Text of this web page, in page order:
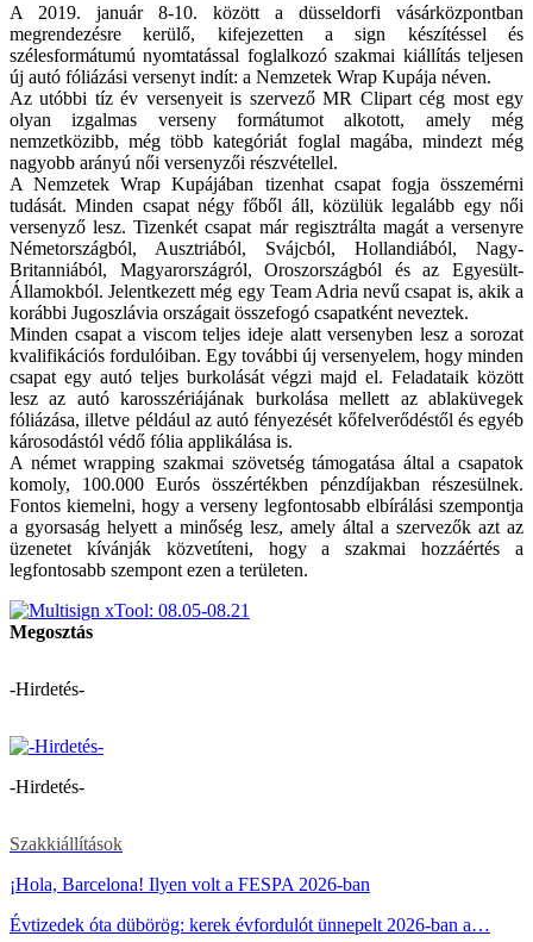
A 2019. január 8-10. között a düsseldorfi vásárközpontban
megrendezésre kerülő, kifejezetten a sign készítéssel és
szélesformátumú nyomtatással foglalkozó szakmai kiállítás teljesen
új autó fóliázási versenyt indít: a Nemzetek Wrap Kupája néven.
Az utóbbi tíz év versenyeit is szervező MR Clipart cég most egy
olyan izgalmas verseny formátumot alkotott, amely még
nemzetközibb, még több kategóriát foglal magába, mindezt még
nagyobb arányú női versenyzői részvétellel.
A Nemzetek Wrap Kupájában tizenhat csapat fogja összemérni
tudását. Minden csapat négy főből áll, közülük legalább egy női
versenyző lesz. Tizenkét csapat már regisztrálta magát a versenyre
Németországból, Ausztriából, Svájcból, Hollandiából, Nagy-
Britanniából, Magyarországról, Oroszországból és az Egyesült-
Államokból. Jelentkezett még egy Team Adria nevű csapat is, akik a
korábbi Jugoszlávia országait összefogó csapatként neveztek.
Minden csapat a viscom teljes ideje alatt versenyben lesz a sorozat
kvalifikációs fordulóiban. Egy további új versenyelem, hogy minden
csapat egy autó teljes burkolását végzi majd el. Feladataik között
lesz az autó karosszériájának burkolása mellett az ablaküvegek
fóliázása, illetve például az autó fényezését kőfelverődéstől és egyéb
károsodástól védő fólia applikálása is.
A német wrapping szakmai szövetség támogatása által a csapatok
komoly, 100.000 Eurós összértékben pénzdíjakban részesülnek.
Fontos kiemelni, hogy a verseny legfontosabb elbírálási szempontja
a gyorsaság helyett a minőség lesz, amely által a szervezők azt az
üzenetet kívánják közvetíteni, hogy a szakmai hozzáértés a
legfontosabb szempont ezen a területen.
Megosztás
-Hirdetés-
-Hirdetés-
Szakkiállítások
¡Hola, Barcelona! Ilyen volt a FESPA 2026-ban
Évtizedek óta dübörög: kerek évfordulót ünnepelt 2026-ban a…